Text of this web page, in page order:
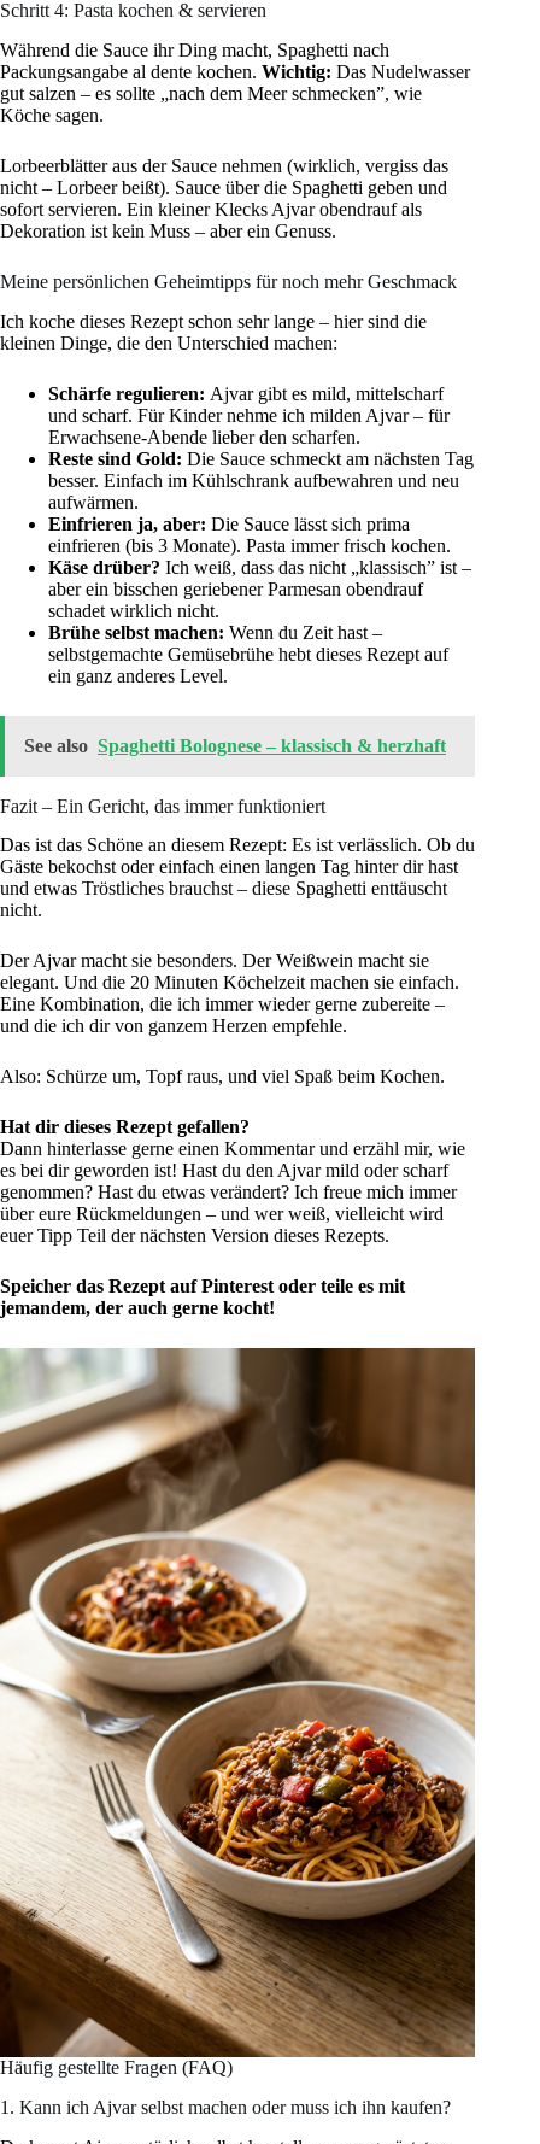
Schritt 4: Pasta kochen & servieren
Während die Sauce ihr Ding macht, Spaghetti nach
Packungsangabe al dente kochen. Wichtig: Das Nudelwasser
gut salzen – es sollte „nach dem Meer schmecken”, wie
Köche sagen.
Lorbeerblätter aus der Sauce nehmen (wirklich, vergiss das
nicht – Lorbeer beißt). Sauce über die Spaghetti geben und
sofort servieren. Ein kleiner Klecks Ajvar obendrauf als
Dekoration ist kein Muss – aber ein Genuss.
Meine persönlichen Geheimtipps für noch mehr Geschmack
Ich koche dieses Rezept schon sehr lange – hier sind die
kleinen Dinge, die den Unterschied machen:
Schärfe regulieren: Ajvar gibt es mild, mittelscharf
und scharf. Für Kinder nehme ich milden Ajvar – für
Erwachsene-Abende lieber den scharfen.
Reste sind Gold: Die Sauce schmeckt am nächsten Tag
besser. Einfach im Kühlschrank aufbewahren und neu
aufwärmen.
Einfrieren ja, aber: Die Sauce lässt sich prima
einfrieren (bis 3 Monate). Pasta immer frisch kochen.
Käse drüber? Ich weiß, dass das nicht „klassisch” ist –
aber ein bisschen geriebener Parmesan obendrauf
schadet wirklich nicht.
Brühe selbst machen: Wenn du Zeit hast –
selbstgemachte Gemüsebrühe hebt dieses Rezept auf
ein ganz anderes Level.
See also Spaghetti Bolognese – klassisch & herzhaft
Fazit – Ein Gericht, das immer funktioniert
Das ist das Schöne an diesem Rezept: Es ist verlässlich. Ob du
Gäste bekochst oder einfach einen langen Tag hinter dir hast
und etwas Tröstliches brauchst – diese Spaghetti enttäuscht
nicht.
Der Ajvar macht sie besonders. Der Weißwein macht sie
elegant. Und die 20 Minuten Köchelzeit machen sie einfach.
Eine Kombination, die ich immer wieder gerne zubereite –
und die ich dir von ganzem Herzen empfehle.
Also: Schürze um, Topf raus, und viel Spaß beim Kochen.
Hat dir dieses Rezept gefallen?
Dann hinterlasse gerne einen Kommentar und erzähl mir, wie
es bei dir geworden ist! Hast du den Ajvar mild oder scharf
genommen? Hast du etwas verändert? Ich freue mich immer
über eure Rückmeldungen – und wer weiß, vielleicht wird
euer Tipp Teil der nächsten Version dieses Rezepts.
Speicher das Rezept auf Pinterest oder teile es mit
jemandem, der auch gerne kocht!
Häufig gestellte Fragen (FAQ)
1. Kann ich Ajvar selbst machen oder muss ich ihn kaufen?